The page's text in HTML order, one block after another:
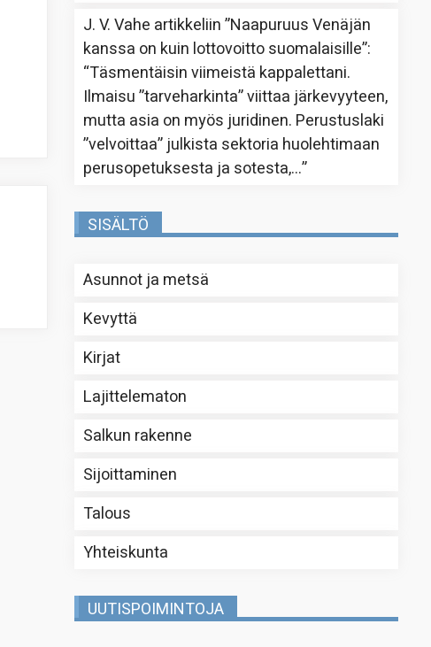
J. V. Vahe artikkeliin”Naapuruus Venäjän
kanssa on kuin lottovoitto suomalaisille”:
“Täsmentäisin viimeistä kappalettani.
Ilmaisu ”tarveharkinta” viittaa järkevyyteen,
mutta asia on myös juridinen. Perustuslaki
”velvoittaa” julkista sektoria huolehtimaan
perusopetuksesta ja sotesta,…”
SISÄLTÖ
Asunnot ja metsä
Kevyttä
Kirjat
Lajittelematon
Salkun rakenne
Sijoittaminen
Talous
Yhteiskunta
UUTISPOIMINTOJA